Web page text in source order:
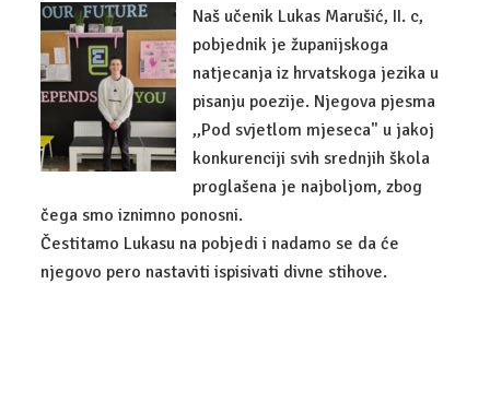
Naš učenik Lukas Marušić, II. c,
pobjednik je županijskoga
natjecanja iz hrvatskoga jezika u
pisanju poezije. Njegova pjesma
,,Pod svjetlom mjeseca" u jakoj
konkurenciji svih srednjih škola
proglašena je najboljom, zbog
čega smo iznimno ponosni.
Čestitamo Lukasu na pobjedi i nadamo se da će
njegovo pero nastaviti ispisivati divne stihove.
RAZREDI I RAZREDNICI
VIJEĆE RODITELJA
IZVANREDNI POLAZNICI
UPIS
ZANIMANJA